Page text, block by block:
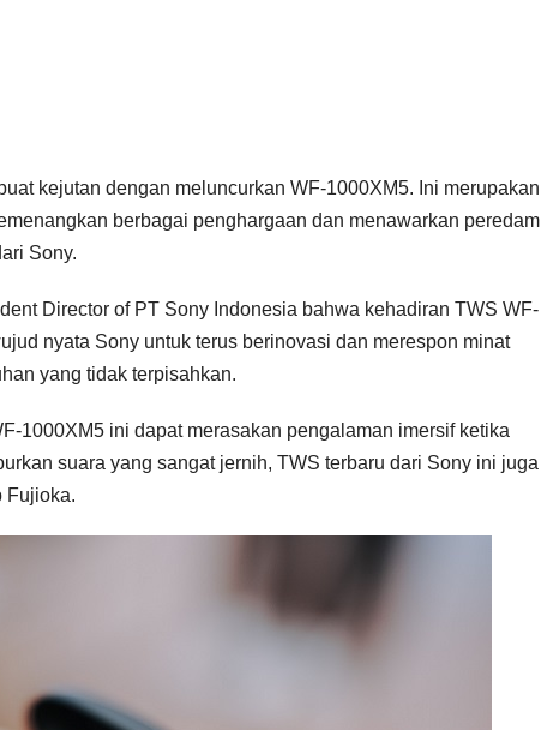
kejutan dengan meluncurkan WF-1000XM5. Ini merupakan
berbagai penghargaan dan menawarkan peredam
Sony.
Director of PT Sony Indonesia bahwa kehadiran TWS WF-
nyata Sony untuk terus berinovasi dan merespon minat
yang tidak terpisahkan.
1000XM5 ini dapat merasakan pengalaman imersif ketika
suara yang sangat jernih, TWS terbaru dari Sony ini juga
Fujioka.